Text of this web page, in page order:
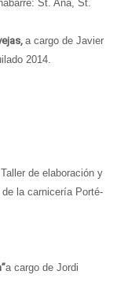
St. Ana, St.
a cargo de Javier
2014.
Taller de elaboración y
la carnicería Porté-
a cargo de Jordi